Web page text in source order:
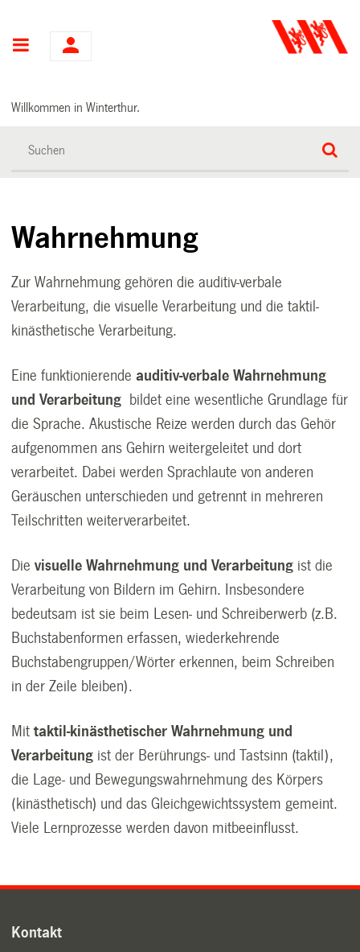
Hauptnavigation
Willkommen in Winterthur.
Wahrnehmung
Zur Wahrnehmung gehören die auditiv-verbale
Verarbeitung, die visuelle Verarbeitung und die taktil-
kinästhetische Verarbeitung.
Eine funktionierendeauditiv-verbale Wahrnehmung
und Verarbeitung bildet eine wesentliche Grundlage für
die Sprache. Akustische Reize werden durch das Gehör
aufgenommen ans Gehirn weitergeleitet und dort
verarbeitet. Dabei werden Sprachlaute von anderen
Geräuschen unterschieden und getrennt in mehreren
Teilschritten weiterverarbeitet.
Dievisuelle Wahrnehmung und Verarbeitung ist die
Verarbeitung von Bildern im Gehirn. Insbesondere
bedeutsam ist sie beim Lesen- und Schreiberwerb (z.B.
Buchstabenformen erfassen, wiederkehrende
Buchstabengruppen/Wörter erkennen, beim Schreiben
in der Zeile bleiben).
Mittaktil-kinästhetischer Wahrnehmung und
Verarbeitung ist der Berührungs- und Tastsinn (taktil),
die Lage- und Bewegungswahrnehmung des Körpers
(kinästhetisch) und das Gleichgewichtssystem gemeint.
Viele Lernprozesse werden davon mitbeeinflusst.
Kontakt